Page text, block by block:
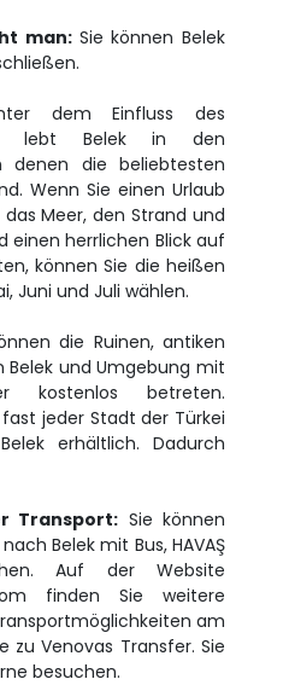
man: Sie können Belek
dem Einfluss des
lebt Belek in den
denen die beliebtesten
Wenn Sie einen Urlaub
Meer, den Strand und
einen herrlichen Blick auf
können Sie die heißen
Juni und Juli wählen.
die Ruinen, antiken
Belek und Umgebung mit
kostenlos betreten.
jeder Stadt der Türkei
erhältlich. Dadurch
Transport: Sie können
Belek mit Bus, HAVAŞ
Auf der Website
finden Sie weitere
am
zu Venovas Transfer. Sie
besuchen.